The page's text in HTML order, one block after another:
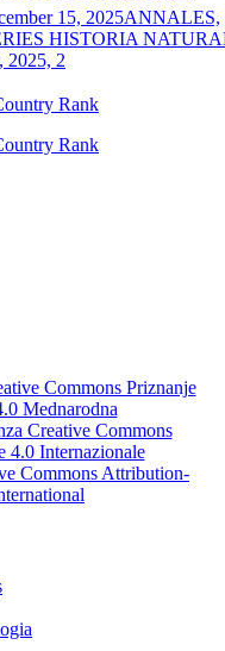
15, 2025ANNALES,
HISTORIA
2025, 2
Commons Priznanje
Mednarodna
Creative Commons
4.0 Internazionale
Commons Attribution-